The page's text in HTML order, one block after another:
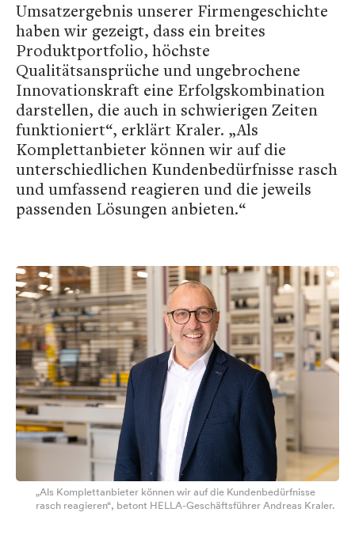
Umsatzergebnis unserer Firmengeschichte
haben wir gezeigt, dass ein breites
Produktportfolio, höchste
Qualitätsansprüche und ungebrochene
Innovationskraft eine Erfolgskombination
darstellen, die auch in schwierigen Zeiten
funktioniert“, erklärt Kraler. „Als
Komplettanbieter können wir auf die
unterschiedlichen Kundenbedürfnisse rasch
und umfassend reagieren und die jeweils
passenden Lösungen anbieten.“
„Als Komplettanbieter können wir auf die Kundenbedürfnisse
rasch reagieren“, betont HELLA-Geschäftsführer Andreas Kraler.